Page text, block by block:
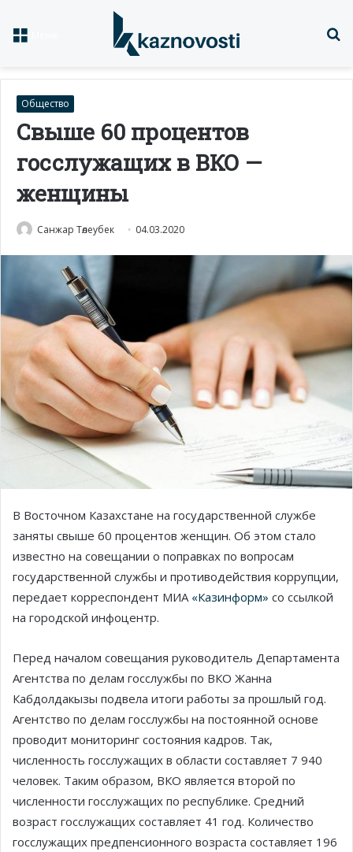
Общество
Свыше 60 процентов
госслужащих в ВКО —
женщины
Санжар Төлеубек 04.03.2020
В Восточном Казахстане на государственной службе
заняты свыше 60 процентов женщин. Об этом стало
известно на совещании о поправках по вопросам
государственной службы и противодействия коррупции,
передает корреспондент МИА «Казинформ» со ссылкой
на городской инфоцентр.
Перед началом совещания руководитель Департамента
Агентства по делам госслужбы по ВКО Жанна
Кабдолдакызы подвела итоги работы за прошлый год.
Агентство по делам госслужбы на постоянной основе
проводит мониторинг состояния кадров. Так,
численность госслужащих в области составляет 7 940
человек. Таким образом, ВКО является второй по
численности госслужащих по республике. Средний
возраст госслужащих составляет 41 год. Количество
госслужащих предпенсионного возраста составляет 196